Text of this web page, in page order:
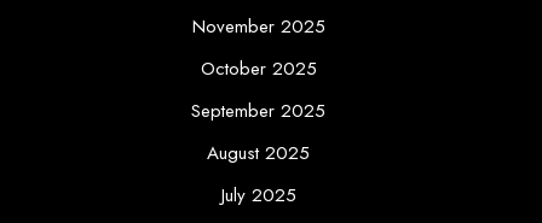
November 2025
October 2025
September 2025
August 2025
July 2025